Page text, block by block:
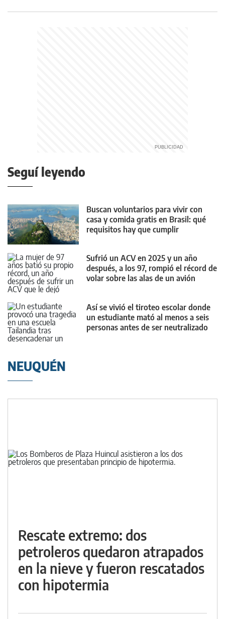
Seguí leyendo
Buscan voluntarios para vivir con
casa y comida gratis en Brasil: qué
requisitos hay que cumplir
Sufrió un ACV en 2025 y un año
después, a los 97, rompió el récord de
volar sobre las alas de un avión
Así se vivió el tiroteo escolar donde
un estudiante mató al menos a seis
personas antes de ser neutralizado
NEUQUÉN
Rescate extremo: dos
petroleros quedaron atrapados
en la nieve y fueron rescatados
con hipotermia